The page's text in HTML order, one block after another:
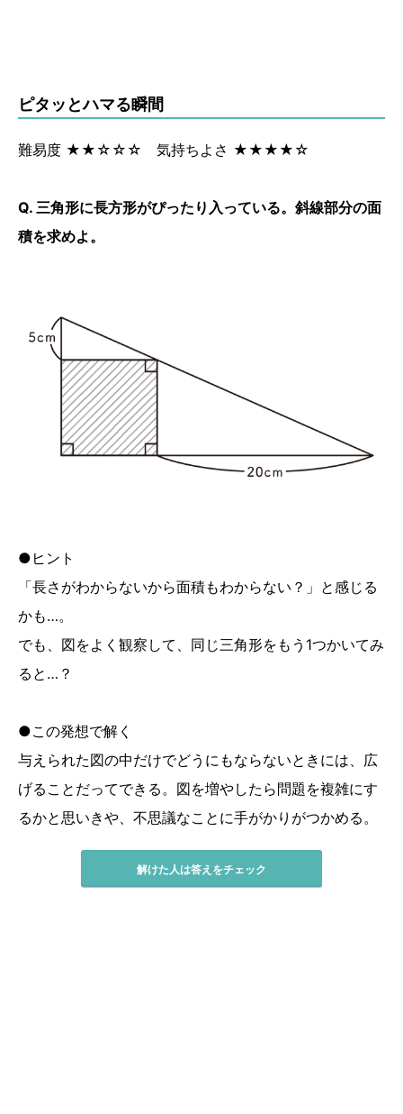
ピタッとハマる瞬間
難易度 ★★☆☆☆ 気持ちよさ ★★★★☆
Q. 三角形に長方形がぴったり入っている。斜線部分の面
積を求めよ。
●ヒント
「長さがわからないから面積もわからない？」と感じる
かも…。
でも、図をよく観察して、同じ三角形をもう1つかいてみ
ると…？
●この発想で解く
与えられた図の中だけでどうにもならないときには、広
げることだってできる。図を増やしたら問題を複雑にす
るかと思いきや、不思議なことに手がかりがつかめる。
解けた人は答えをチェック